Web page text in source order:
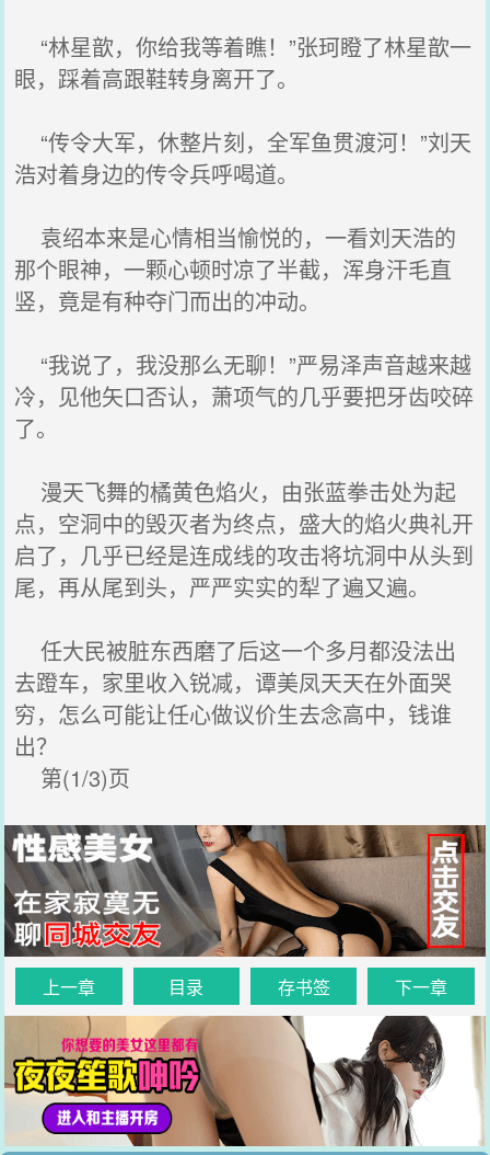
“林星歆，你给我等着瞧！”张珂瞪了林星歆一
眼，踩着高跟鞋转身离开了。
“传令大军，休整片刻，全军鱼贯渡河！”刘天
浩对着身边的传令兵呼喝道。
袁绍本来是心情相当愉悦的，一看刘天浩的
那个眼神，一颗心顿时凉了半截，浑身汗毛直
竖，竟是有种夺门而出的冲动。
“我说了，我没那么无聊！”严易泽声音越来越
冷，见他矢口否认，萧项气的几乎要把牙齿咬碎
了。
漫天飞舞的橘黄色焰火，由张蓝拳击处为起
点，空洞中的毁灭者为终点，盛大的焰火典礼开
启了，几乎已经是连成线的攻击将坑洞中从头到
尾，再从尾到头，严严实实的犁了遍又遍。
任大民被脏东西磨了后这一个多月都没法出
去蹬车，家里收入锐减，谭美凤天天在外面哭
穷，怎么可能让任心做议价生去念高中，钱谁
出？
第(1/3)页
上一章 目录 存书签 下一章